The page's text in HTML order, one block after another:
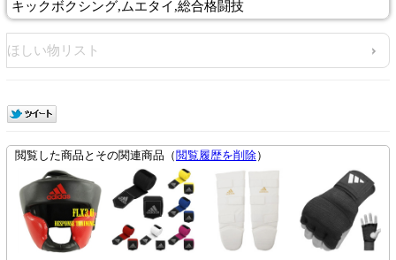
キックボクシング,ムエタイ,総合格闘技
ほしい物リスト